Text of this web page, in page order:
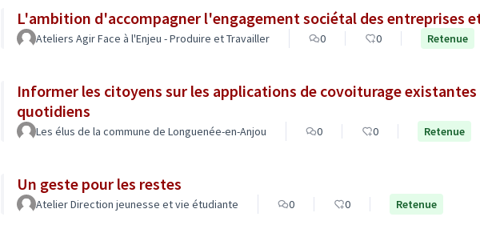
L'ambition d'accompagner l'engagement sociétal des entreprises
Ateliers Agir Face à l'Enjeu - Produire et Travailler 0 0 Retenue
Informer les citoyens sur les applications de covoiturage
quotidiens
Les élus de la commune de Longuenée-en-Anjou 0 0 Retenue
Un geste pour les restes
Atelier Direction jeunesse et vie étudiante 0 0 Retenue